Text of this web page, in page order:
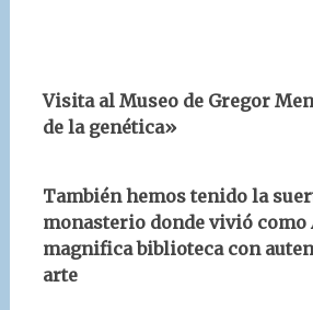
Visita al Museo de Gregor
de la genética»
También hemos tenido la
monasterio donde vivió como
magnifica biblioteca con
arte